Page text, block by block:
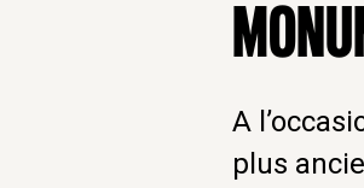
A
plus